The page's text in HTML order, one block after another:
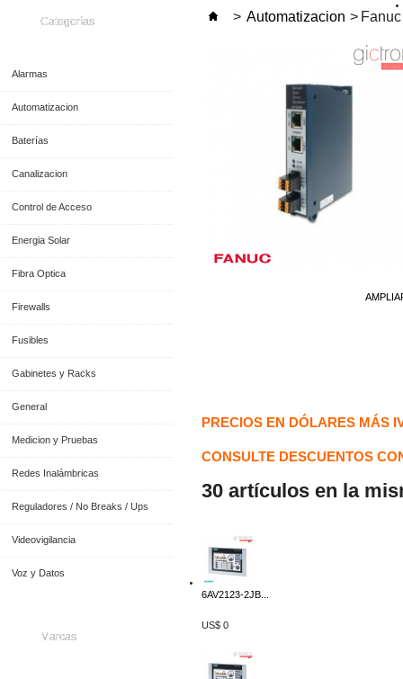
Categorías
Alarmas
Automatizacion
Baterías
Canalizacion
Control de Acceso
Energia Solar
Fibra Optica
Firewalls
Fusibles
Gabinetes y Racks
General
Medicion y Pruebas
Redes Inalámbricas
Reguladores / No Breaks / Ups
Videovigilancia
Voz y Datos
Marcas
> Automatizacion >
PRECIOS EN DÓLARES MÁS
CONSULTE DESCUENTOS
30 artículos en la
6AV2123-2JB...
US$ 0